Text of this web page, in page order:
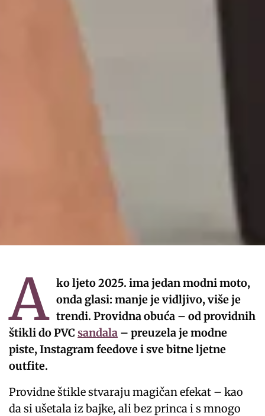
A ko ljeto 2025. ima jedan modni moto,
onda glasi: manje je vidljivo, više je
trendi. Providna obuća – od providnih
štikli do PVCsandala – preuzela je modne
piste, Instagram feedove i sve bitne ljetne
outfite.
Providne štikle stvaraju magičan efekat – kao
da si ušetala iz bajke, ali bez princa i s mnogo